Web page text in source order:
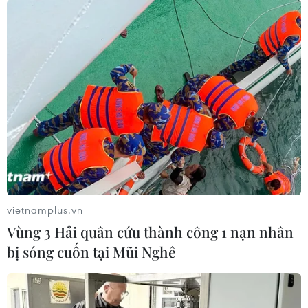
vietnamplus.vn
Vùng 3 Hải quân cứu thành công 1 nạn nhân
bị sóng cuốn tại Mũi Nghê